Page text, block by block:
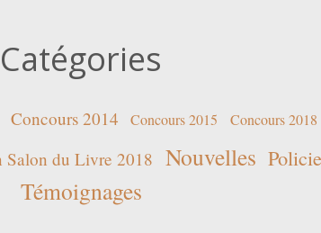
Catégories
Concours 2014 Concours 2015 Concours 2018
Salon du Livre 2018 Nouvelles
Témoignages